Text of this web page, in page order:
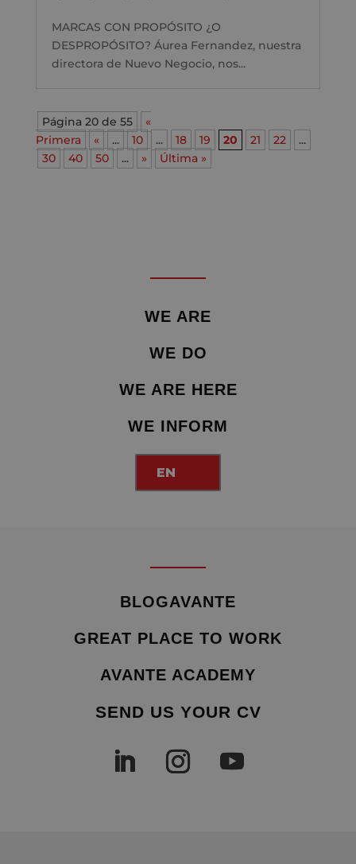
MARCAS CON PROPÓSITO ¿O
DESPROPÓSITO? Áurea Fernandez, nuestra
directora de Nuevo Negocio, nos...
Página 20 de 55
«
Primera
« ... 10 ... 18 19 20 21 22
...
30
40 50 ... » Última »
WE ARE
WE DO
WE ARE HERE
WE INFORM
EN
BLOGAVANTE
GREAT PLACE TO WORK
AVANTE ACADEMY
SEND US YOUR CV